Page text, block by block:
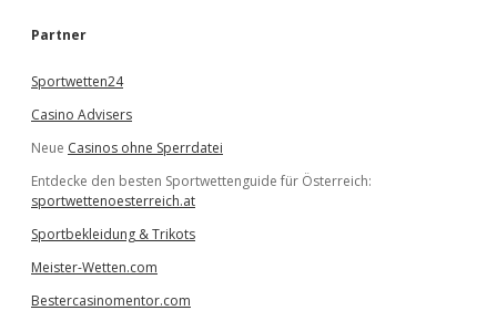
e
Partner
Sportwetten24
Casino Advisers
Neue Casinos ohne Sperrdatei
Entdecke den besten Sportwettenguide für Österreich:
sportwettenoesterreich.at
Sportbekleidung & Trikots
Meister-Wetten.com
Bestercasinomentor.com